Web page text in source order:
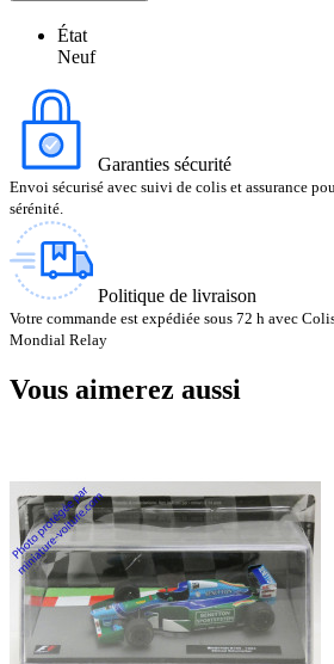
État
Neuf
Garanties sécurité
Envoi sécurisé avec suivi de colis et assurance
sérénité.
Politique de livraison
Votre commande est expédiée sous 72 h avec
Mondial Relay
Vous aimerez aussi